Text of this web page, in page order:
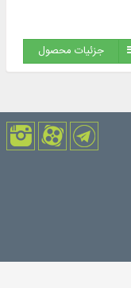
جزئیات محصول